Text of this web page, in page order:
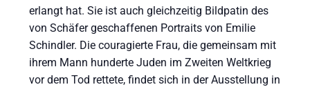
erlangt hat. Sie ist auch gleichzeitig Bildpatin des
von Schäfer geschaffenen Portraits von Emilie
Schindler. Die couragierte Frau, die gemeinsam mit
ihrem Mann hunderte Juden im Zweiten Weltkrieg
vor dem Tod rettete, findet sich in der Ausstellung in